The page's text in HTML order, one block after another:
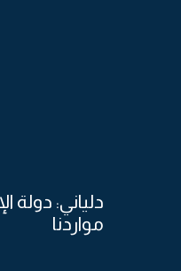
دلياني: دولة
مواردنا